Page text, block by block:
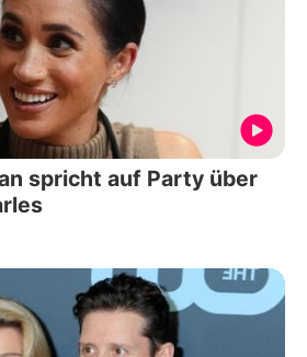
spricht auf Party über